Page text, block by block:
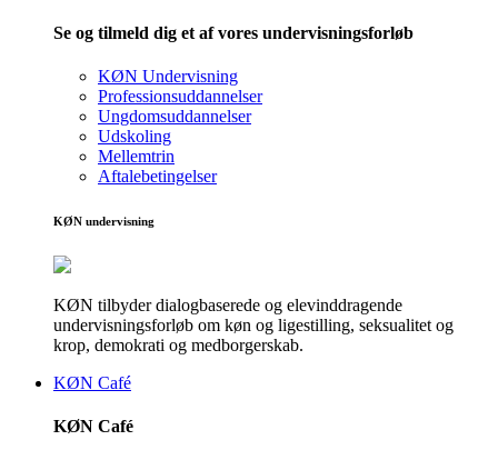
Se og tilmeld dig et af vores undervisningsforløb
KØN Undervisning
Professionsuddannelser
Ungdomsuddannelser
Udskoling
Mellemtrin
Aftalebetingelser
KØN undervisning
KØN tilbyder dialogbaserede og elevinddragende
undervisningsforløb om køn og ligestilling, seksualitet og
krop, demokrati og medborgerskab.
KØN Café
KØN Café